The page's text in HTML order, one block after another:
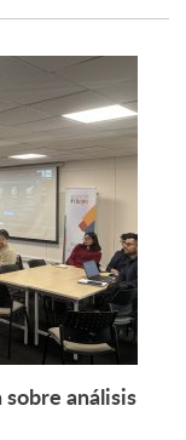
más +
análisis